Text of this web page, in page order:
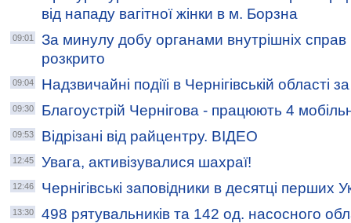
від нападу вагітної жінки в м. Борзна
09:01
За минулу добу органами внутрішніх справ
розкрито
09:04 Надзвичайні подіїі в Чернігівській області
09:30 Благоустрій Чернігова - працюють 4
09:53 Відрізані від райцентру. ВІДЕО
12:45 Увага, активізувалися шахраї!
12:46 Чернігівські заповідники в десятці перших
13:30
498 рятувальників та 142 од. насосного